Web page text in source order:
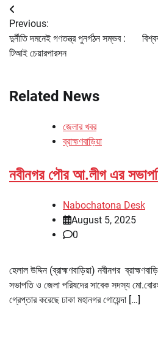
Post
navigation
Previous:
দুর্নীতি দমনেই গণতন্ত্র পুনর্গঠন সম্ভব :
টিআই চেয়ারপারসন
Related News
জেলার খবর
ব্রাহ্মণবাড়িয়া
নবীনগর পৌর আ.লীগ এর
Nabochatona Desk
August 5, 2025
0
হেলাল উদ্দিন (ব্রাহ্মণবাড়িয়া) নবীনগর
সভাপতি ও জেলা পরিষদের সাবেক সদস্য
গ্রেপ্তার করেছে ঢাকা মহানগর গোয়েন্দা […]